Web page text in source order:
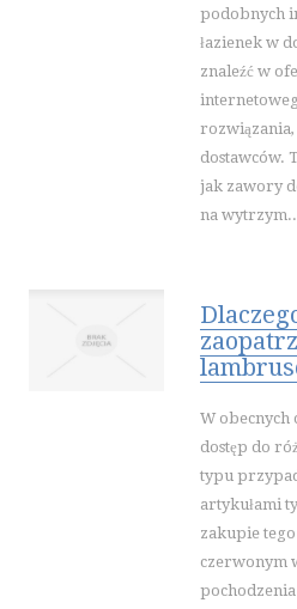
MATERIAŁY
INNE
SPORT
IMPREZY
HOBBY
RESTAURACJE,
ADWOKACI,
ŚLUB I
SPRZĄTANIE,
SERWIS
OPIEKA
INNE
podobnych
łazienek w
znaleźć w
rozwiązania,
dostawców.
jak zawory
na
W obecnych
dostęp do
typu
artykułami
zakupie
czerwonym